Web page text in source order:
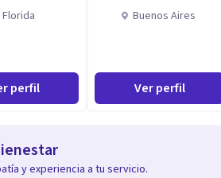
Florida
perfil
Buenos Aires
Ver perfil
y experiencia a tu servicio.